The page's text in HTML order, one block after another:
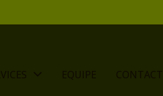
EQUIPE CONTACT